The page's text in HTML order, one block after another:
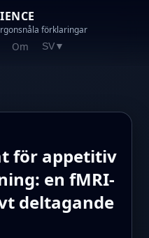
förklaringar
Om SV ▼
för appetitiv
en fMRI-
deltagande